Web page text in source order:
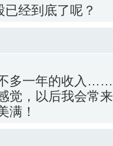
经到底了呢？
多一年的收入
觉，以后我会常
满！